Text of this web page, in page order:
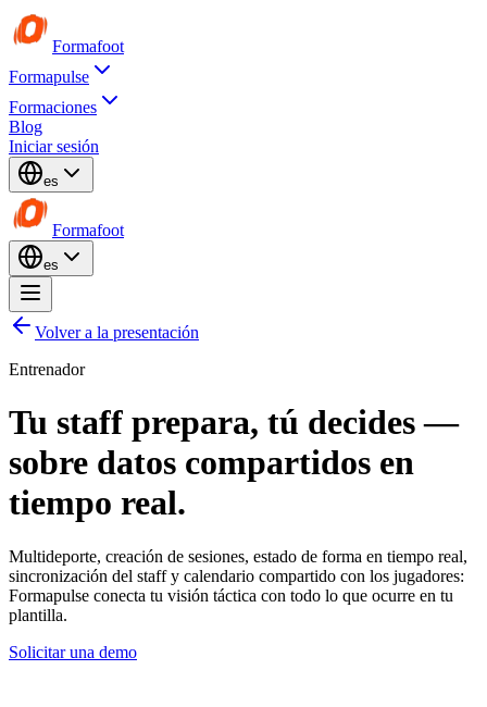
Formafoot
Formapulse
Formaciones
Blog
Iniciar sesión
es
Formafoot
es
Volver a la presentación
Entrenador
Tu staff prepara, tú decides—
sobre datos compartidos en
tiempo real.
Multideporte, creación de sesiones, estado de forma en tiempo real,
sincronización del staff y calendario compartido con los jugadores:
Formapulse conecta tu visión táctica con todo lo que ocurre en tu
plantilla.
Solicitar una demo